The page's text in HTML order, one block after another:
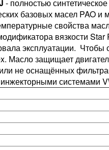
- полностью
базовых масел PAO
свойства
вязкости
эксплуатации.
Масло защищает
не оснащённых
системами